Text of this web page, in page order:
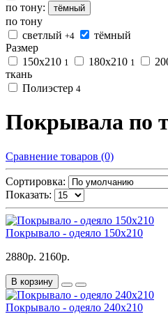
по тону: тёмный
по тону
светлый +4
тёмный
Размер
150x210 1 180x210 1
ткань
Полиэстер 4
Покрывала по
Сравнение товаров (0)
Сортировка:
Показать:
Покрывало - одеяло 150x210
2880р. 2160р.
В корзину
Покрывало - одеяло 240x210